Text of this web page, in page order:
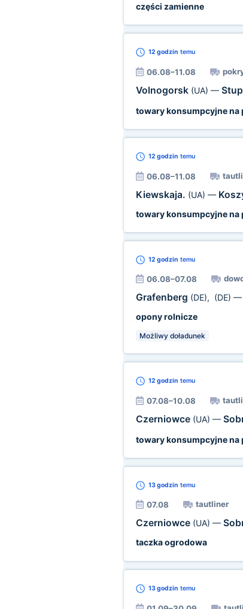
części zamienne
12 godzin temu
06.08–11.08
Volnogorsk (UA) —
towary konsumpcyjne na
12 godzin temu
06.08–11.08
Kiewskaja. (UA) —
towary konsumpcyjne na
12 godzin temu
06.08–07.08
Grafenberg (DE), (DE) —
opony rolnicze
Możliwy doładunek
12 godzin temu
07.08–10.08
Czerniowce (UA) —
towary konsumpcyjne na
13 godzin temu
07.08 tautliner
Czerniowce (UA) —
taczka ogrodowa
13 godzin temu